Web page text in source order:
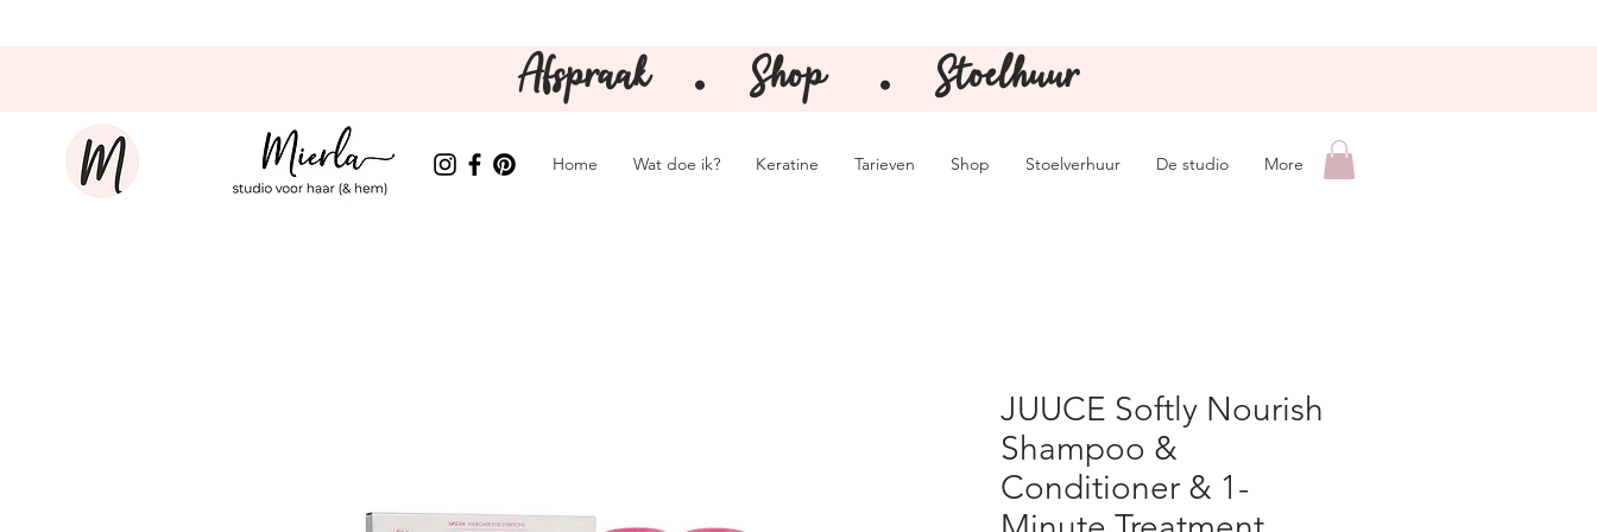
Afspraak ⚫️ Shop ⚫️ Stoelhuur
Home Wat doe ik? Keratine Tarieven Shop Stoelverhuur De studio More
JUUCE Softly Nourish
Shampoo &
Conditioner & 1-